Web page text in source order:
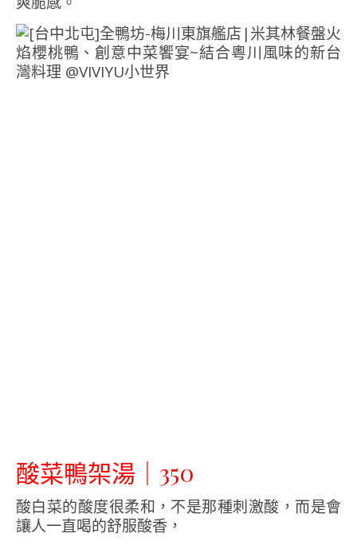
酸菜鴨架湯｜350
酸白菜的酸度很柔和，不是那種刺激酸，而是會
讓人一直喝的舒服酸香，